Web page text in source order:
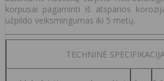
korpusai pagaminti iš atsparios
užpildo veiksmingumas iki 5 metų.
TECHNINĖ